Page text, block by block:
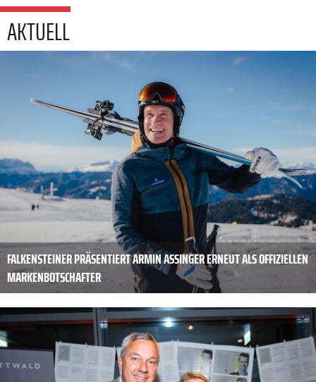
AKTUELL
FALKENSTEINER PRÄSENTIERT ARMIN ASSINGER ERNEUT ALS OFFIZIELLEN
MARKENBOTSCHAFTER